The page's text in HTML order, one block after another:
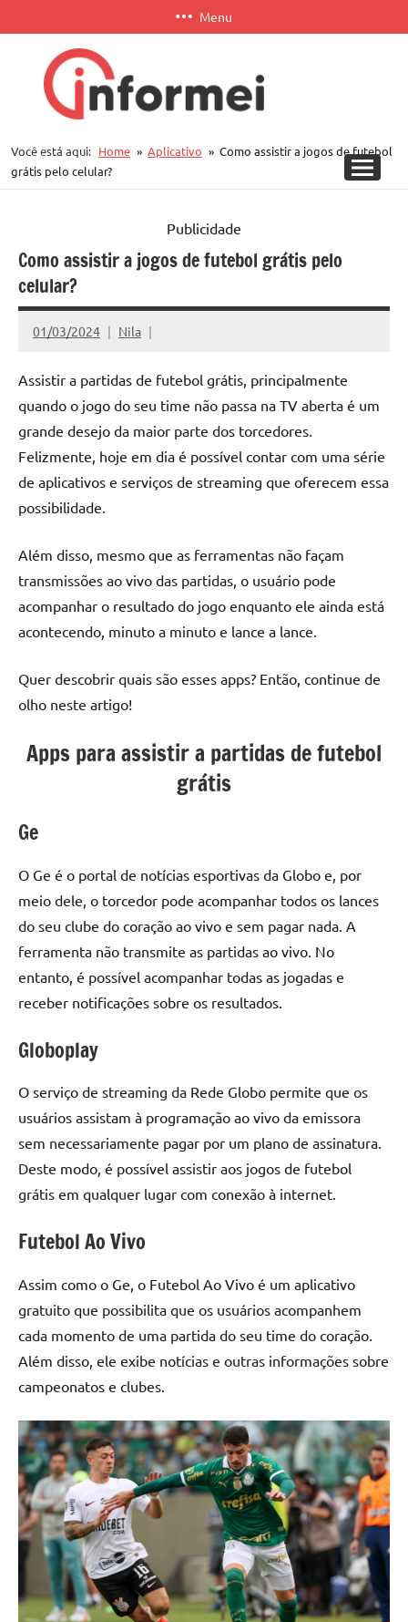
para
conteúdo
Menu
Você está aqui: Home Aplicativo
Como assistir a jogos de futebol
grátis pelo celular?
Publicidade
Como assistir a jogos de futebol grátis pelo
celular?
01/03/2024 Nila
Assistir a partidas de futebol grátis, principalmente
quando o jogo do seu time não passa na TV aberta é um
grande desejo da maior parte dos torcedores.
Felizmente, hoje em dia é possível contar com uma série
de aplicativos e serviços de streaming que oferecem essa
possibilidade.
Além disso, mesmo que as ferramentas não façam
transmissões ao vivo das partidas, o usuário pode
acompanhar o resultado do jogo enquanto ele ainda está
acontecendo, minuto a minuto e lance a lance.
Quer descobrir quais são esses apps? Então, continue de
olho neste artigo!
Apps para assistir a partidas de futebol
grátis
Ge
O Ge é o portal de notícias esportivas da Globo e, por
meio dele, o torcedor pode acompanhar todos os lances
do seu clube do coração ao vivo e sem pagar nada. A
ferramenta não transmite as partidas ao vivo. No
entanto, é possível acompanhar todas as jogadas e
receber notificações sobre os resultados.
Globoplay
O serviço de streaming da Rede Globo permite que os
usuários assistam à programação ao vivo da emissora
sem necessariamente pagar por um plano de assinatura.
Deste modo, é possível assistir aos jogos de futebol
grátis em qualquer lugar com conexão à internet.
Futebol Ao Vivo
Assim como o Ge, o Futebol Ao Vivo é um aplicativo
gratuito que possibilita que os usuários acompanhem
cada momento de uma partida do seu time do coração.
Além disso, ele exibe notícias e outras informações sobre
campeonatos e clubes.